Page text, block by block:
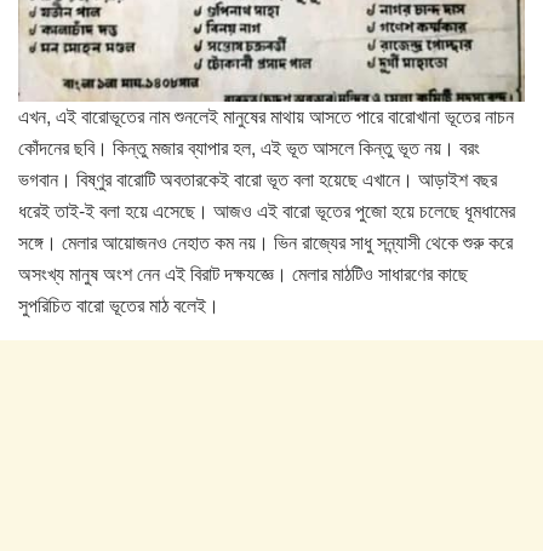
এখন, এই বারোভূতের নাম শুনলেই মানুষের মাথায় আসতে পারে বারোখানা ভূতের নাচন
কোঁদনের ছবি। কিন্তু মজার ব্যাপার হল, এই ভূত আসলে কিন্তু ভূত নয়। বরং
ভগবান। বিষ্ণুর বারোটি অবতারকেই বারো ভূত বলা হয়েছে এখানে। আড়াইশ বছর
ধরেই তাই-ই বলা হয়ে এসেছে। আজও এই বারো ভূতের পুজো হয়ে চলেছে ধূমধামের
সঙ্গে। মেলার আয়োজনও নেহাত কম নয়। ভিন রাজ্যের সাধু সন্ন্যাসী থেকে শুরু করে
অসংখ্য মানুষ অংশ নেন এই বিরাট দক্ষযজ্ঞে। মেলার মাঠটিও সাধারণের কাছে
সুপরিচিত বারো ভূতের মাঠ বলেই।